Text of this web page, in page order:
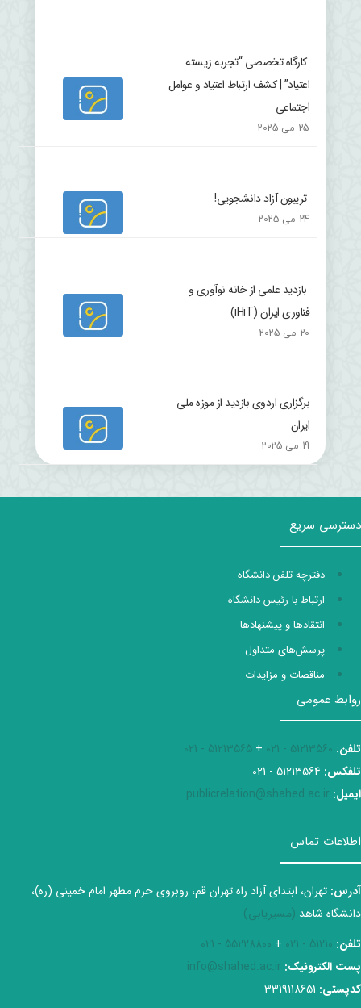
کارگاه تخصصی “تجربه زیسته
اعتیاد” | کشف ارتباط اعتیاد و عوامل
اجتماعی
25 می 2025
تریبون آزاد دانشجویی!
24 می 2025
بازدید علمی از خانه نوآوری و
فناوری ایران (iHiT)
20 می 2025
برگزاری اردوی بازدید از موزه ملی
ایران
19 می 2025
دسترسی سریع
دفترچه تلفن دانشگاه
ارتباط با رئیس دانشگاه
انتقادها و پیشنهادها
پرسش‌های متداول
مناقصات و مزایدات
روابط عمومی
تلفن:
51213560 - 021
+
51213565 - 021
تلفکس:
ایمیل: publicrelation@shahed.ac.ir
اطلاعات تماس
آدرس: تهران، ابتدای آزاد راه تهران قم، روبروی حرم مطهر امام خمینی (ره)،
دانشگاه شاهد (مسیریابی)
تلفن: 51210 - 021
+
55228800 - 021
پست الکترونیک: info@shahed.ac.ir
کدپستی: